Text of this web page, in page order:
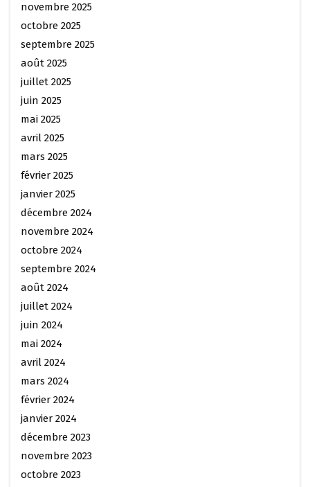
novembre 2025
octobre 2025
septembre 2025
août 2025
juillet 2025
juin 2025
mai 2025
avril 2025
mars 2025
février 2025
janvier 2025
décembre 2024
novembre 2024
octobre 2024
septembre 2024
août 2024
juillet 2024
juin 2024
mai 2024
avril 2024
mars 2024
février 2024
janvier 2024
décembre 2023
novembre 2023
octobre 2023